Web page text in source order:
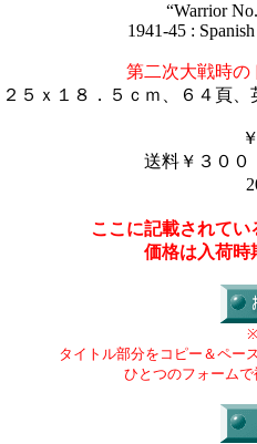
“Warrior
1941-45 :
第二次大戦時の
２５ｘ１８．５ｃｍ、６４頁
送料￥３００
ここに記載されて
価格は入荷時
タイトル部分をコピー＆ペー
ひとつのフォーム